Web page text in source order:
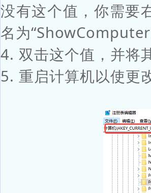
没有这个值，你需要
名为
4. 双击这个值，并将
5. 重启计算机以使更